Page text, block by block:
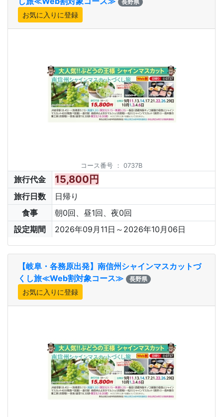
長野県
コース番号 ： 0737B
旅行代金 15,800円
旅行日数
日帰り
食事
朝0回、昼1回、夜0回
設定期間
2026年09月11日～2026年10月06日
【岐阜・各務原出発】南信州シャインマスカットづ
くし旅≪Web割対象コース≫
長野県